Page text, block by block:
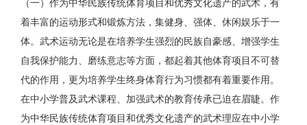
着丰富的运动形式和锻炼方法，集健身、强体、休闲娱乐于一
体。武术运动无论是在培养学生强烈的民族自豪感、增强学生
自我保护能力、磨练意志等方面，都起着其他体育项目不可替
代的作用，更为培养学生终身体育行为习惯都有着重要作用。
在中小学普及武术课程、加强武术的教育传承已迫在眉睫。作
为中华民族传统体育项目和优秀文化遗产的武术理应在中小学